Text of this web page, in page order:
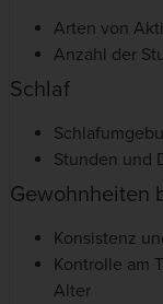
Arten von
Anzahl der
Schlaf
Stunden und
Gewohnheiten
Konsistenz
Kontrolle am
Alter